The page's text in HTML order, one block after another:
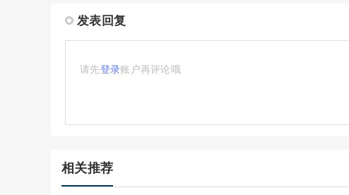
发表回复
请先登录账户再评论哦
相关推荐